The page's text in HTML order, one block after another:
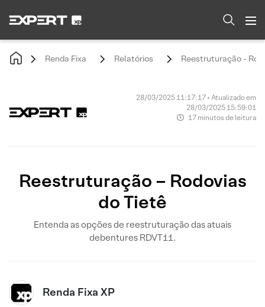
Renda Fixa Relatórios Reestruturação -
28/03/2025 11:17:17 • Atualizado em
28/03/2025 15:59:01
17 minutos de leitura
Reestruturação – Rodovias
do Tietê
Entenda as opções de reestruturação das atuais
debentures RDVT11.
Renda Fixa XP